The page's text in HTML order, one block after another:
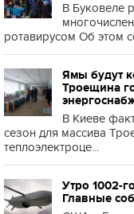
В Буковеле
ротавирусом Об этом
Ямы будут
Троещина
В Киеве
сезон для массива
теплоэлектроце...
Утро 1002-
Главные